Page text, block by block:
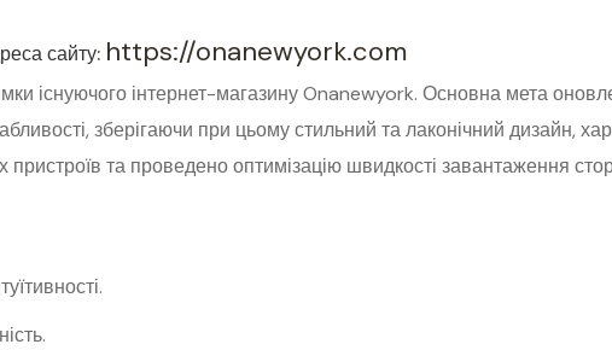
сайту: https://onanewyork.com
існуючого інтернет-магазину Onanewyork. Основна мета
зберігаючи при цьому стильний та лаконічний дизайн,
та проведено оптимізацію швидкості завантаження